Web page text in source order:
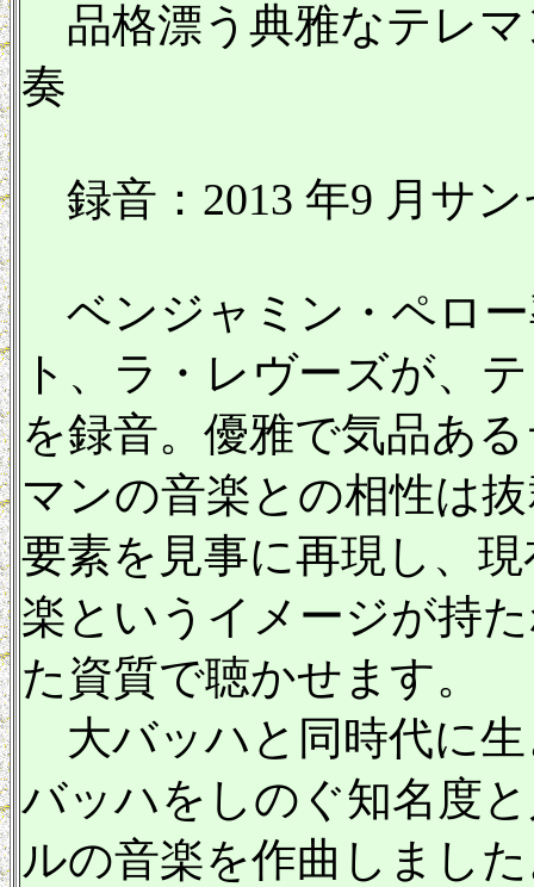
品格漂う典雅なテレ
奏
録音：2013 年9 月サン
ベンジャミン・ペロ
ト、ラ・レヴーズが、
を録音。優雅で気品あ
マンの音楽との相性は
要素を見事に再現し、
楽というイメージが持
た資質で聴かせます。
大バッハと同時代に
バッハをしのぐ知名度
ルの音楽を作曲しまし